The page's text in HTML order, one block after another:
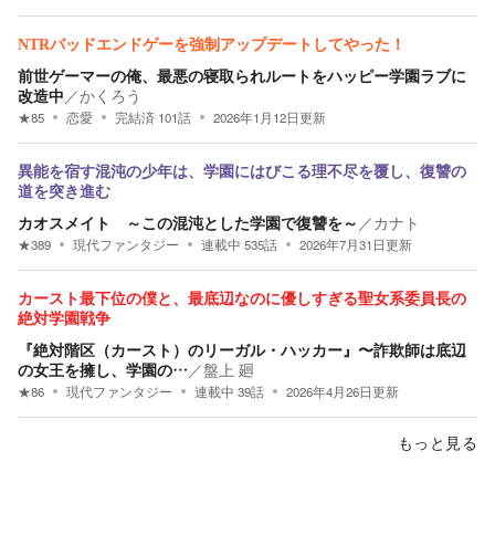
NTRバッドエンドゲーを強制アップデートしてやった！
前世ゲーマーの俺、最悪の寝取られルートをハッピー学園ラブに
改造中 ／かくろう
★85 恋愛 完結済 101話 2026年1月12日更新
異能を宿す混沌の少年は、学園にはびこる理不尽を覆し、復讐の
道を突き進む
カオスメイト ～この混沌とした学園で復讐を～ ／カナト
★389 現代ファンタジー 連載中 535話 2026年7月31日更新
カースト最下位の僕と、最底辺なのに優しすぎる聖女系委員長の
絶対学園戦争
『絶対階区（カースト）のリーガル・ハッカー』〜詐欺師は底辺
の女王を擁し、学園の… ／盤上 廻
★86 現代ファンタジー 連載中 39話 2026年4月26日更新
もっと見る